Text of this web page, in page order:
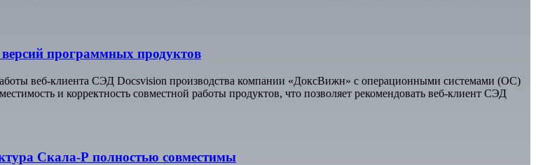
программных продуктов
веб-клиента СЭД Docsvision производства компании «ДоксВижн» с операционными системами (ОС)
и корректность совместной работы продуктов, что позволяет рекомендовать веб-клиент СЭД
Скала-Р полностью совместимы